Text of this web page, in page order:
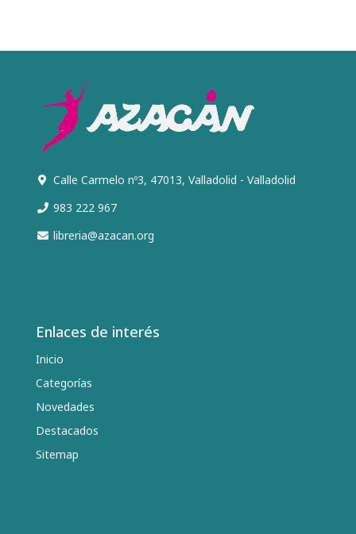
Calle Carmelo nº3, 47013, Valladolid - Valladolid
983 222 967
libreria@azacan.org
Enlaces de interés
Inicio
Categorías
Novedades
Destacados
Sitemap